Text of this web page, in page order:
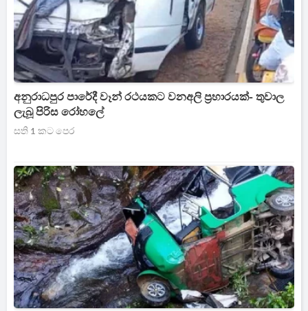
අනුරාධපුර පාරේදී වෑන් රථයකට වනඅලි ප්‍රහාරයක්- තුවාල
ලැබූ පිරිස රෝහලේ
සති 1 කට පෙර